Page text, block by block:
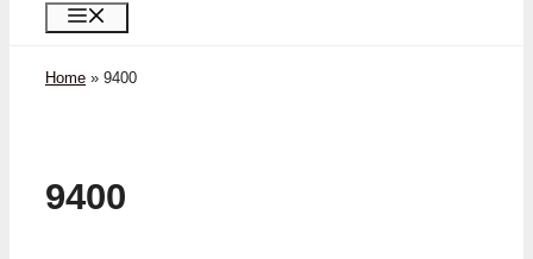
Home » 9400
9400